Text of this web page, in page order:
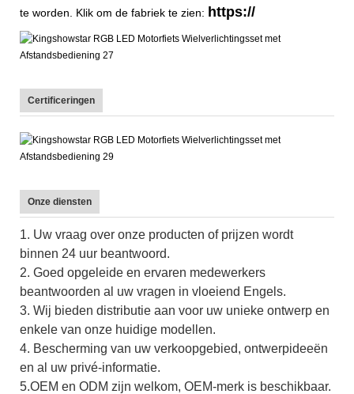
te worden. Klik om de fabriek te zien: https://
Certificeringen
Onze diensten
1. Uw vraag over onze producten of prijzen wordt
binnen 24 uur beantwoord.
2. Goed opgeleide en ervaren medewerkers
beantwoorden al uw vragen in vloeiend Engels.
3. Wij bieden distributie aan voor uw unieke ontwerp en
enkele van onze huidige modellen.
4. Bescherming van uw verkoopgebied, ontwerpideeën
en al uw privé-informatie.
5.OEM en ODM zijn welkom, OEM-merk is beschikbaar.